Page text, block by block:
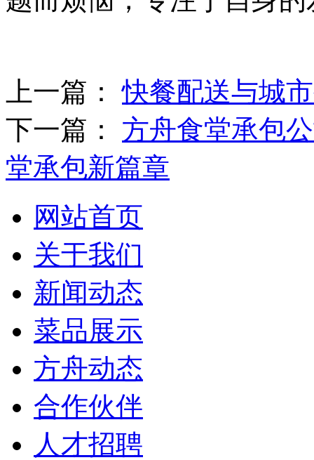
上一篇：快餐配送与城
下一篇： 方舟食堂承包
堂承包新篇章
网站首页
关于我们
新闻动态
菜品展示
方舟动态
合作伙伴
人才招聘